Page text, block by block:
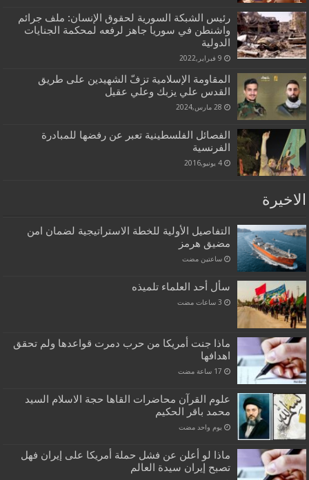
رئيس الشبکة السوریة لحقوق الإنسان: ملف جرائم
واشنطن في سوریا جاهز لرفعه لمحکمة الجنایات
الدولیة
9 فبراير,2022
المقاومة الإسلامية تزفّ الشهيدين على طريق
القدس علي يزبك وعلي عقيل
28 مارس,2024
الفصائل الفلسطينية تعبر عن رفضها للمبادرة
الفرنسية
4 يونيو,2016
الاخيرة
التفاصيل الأولية للخطة الاستراتيجية لضمان امن
مضيق هرمز
‏ساعتين مضت
سأل أحد العلماء تلميذه
ماذا جنت أمريكا من حرب دمرت قواعدها ولم تحقق
اهدافها
علوم القرآن محاضرات القاها حجة الاسلام السيد
محمد باقر الحكيم
‏يوم واحد مضت
ماذا لو أعلن عن فشل حملة أمريكا على إيران فهل
تصبح إيران سيدة العالم